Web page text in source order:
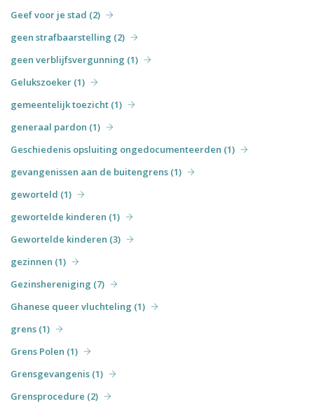
Geef voor je stad (2)
geen strafbaarstelling (2)
geen verblijfsvergunning (1)
Gelukszoeker (1)
gemeentelijk toezicht (1)
generaal pardon (1)
Geschiedenis opsluiting ongedocumenteerden (1)
gevangenissen aan de buitengrens (1)
geworteld (1)
gewortelde kinderen (1)
Gewortelde kinderen (3)
gezinnen (1)
Gezinshereniging (7)
Ghanese queer vluchteling (1)
grens (1)
Grens Polen (1)
Grensgevangenis (1)
Grensprocedure (2)